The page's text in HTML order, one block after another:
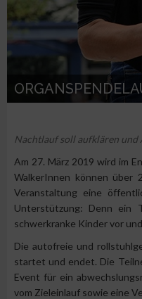
Nachtlauf soll aufklären und
Am 27. März 2019 wird im
WalkerInnen können
Veranstaltung eine
Unterstützung: Denn ein
schwerkranke Kinder vor
Die autofreie und
startet und endet. Die
Event für ein
vom Zieleinlauf sowie eine